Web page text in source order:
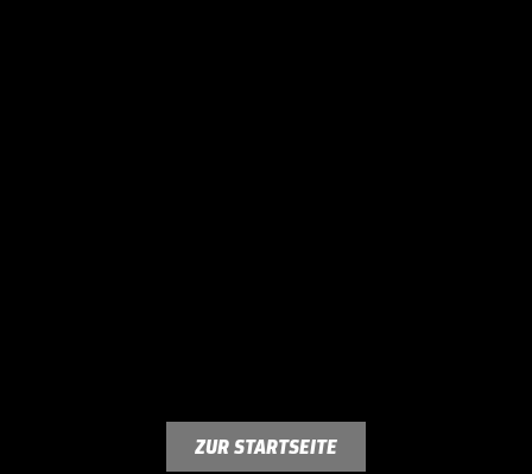
ZUR STARTSEITE